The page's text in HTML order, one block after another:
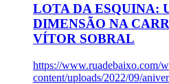
LOTA DA ESQUINA:
DIMENSÃO NA
VÍTOR SOBRAL
https://www.ruadebaixo.com/
content/uploads/2022/09/